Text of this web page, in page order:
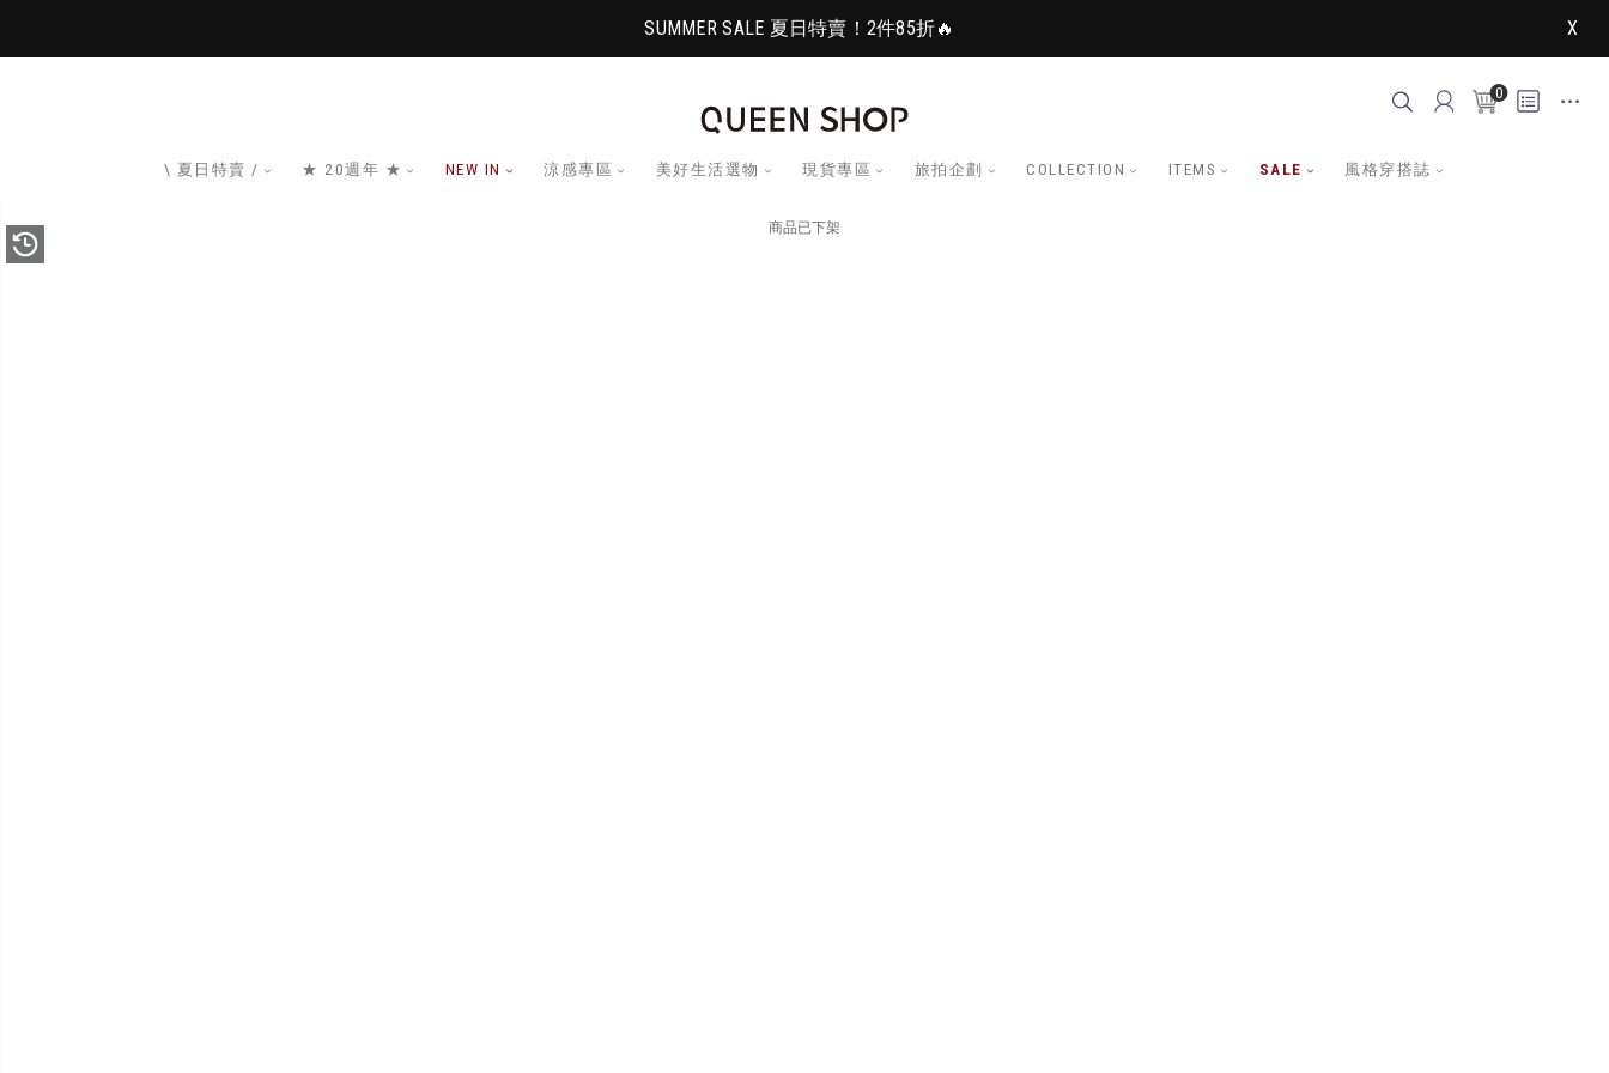
SUMMER SALE 夏日特賣！2件85折🔥 X
0
\ 夏日特賣 / ★ 20週年 ★ NEW IN 涼感專區 美好生活選物 現貨專區 旅拍企劃 COLLECTION ITEMS SALE 風格穿搭誌
商品已下架